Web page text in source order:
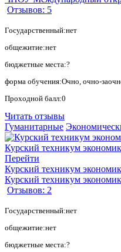
Отзывов: 5
Государственный:нет
общежитие:нет
бюджетные места:?
форма обучения:Очно, очно-
Проходной балл:0
Читать отзывы
Гуманитарные
Перейти
Курский техникум
Курский техникум
Отзывов: 2
Государственный:нет
общежитие:нет
бюджетные места:?